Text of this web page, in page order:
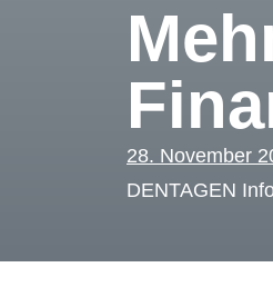
28. November
DENTAGEN